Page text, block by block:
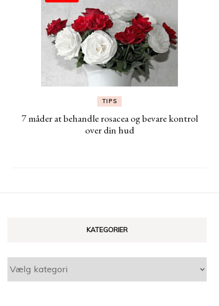
TIPS
7 måder at behandle rosacea og bevare kontrol
over din hud
KATEGORIER
Kategorier